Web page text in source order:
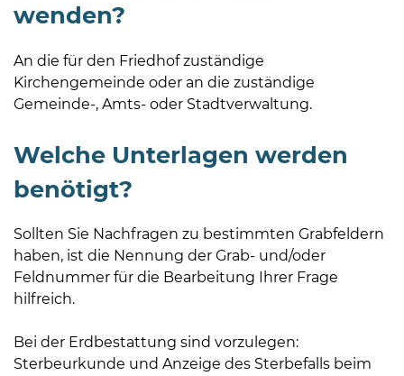
nach
wenden?
An die für den Friedhof zuständige
Kirchengemeinde oder an die zuständige
Gemeinde-, Amts- oder Stadtverwaltung.
Welche Unterlagen werden
benötigt?
Sollten Sie Nachfragen zu bestimmten Grabfeldern
haben, ist die Nennung der Grab- und/oder
Feldnummer für die Bearbeitung Ihrer Frage
hilfreich.
Bei der Erdbestattung sind vorzulegen:
Sterbeurkunde und Anzeige des Sterbefalls beim